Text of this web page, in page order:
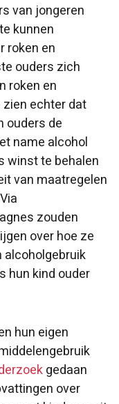
van jongeren
kunnen
roken en
ouders zich
roken en
zien echter dat
ouders de
name alcohol
winst te behalen
van maatregelen
zouden
over hoe ze
alcoholgebruik
hun kind ouder
hun eigen
gedaan
over